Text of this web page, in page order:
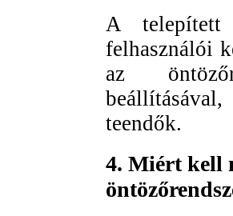
A telepített
felhasználói
az
teendők.
4. Miért kell